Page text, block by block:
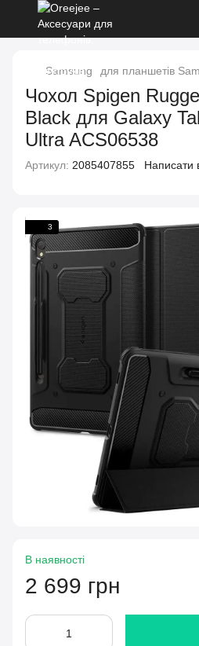
Samsung для планшетів
Чохол Spigen
Black для Galaxy
Ultra ACS06538
Артикул: 2085407855 Написати
3
В наявності
2 699 грн